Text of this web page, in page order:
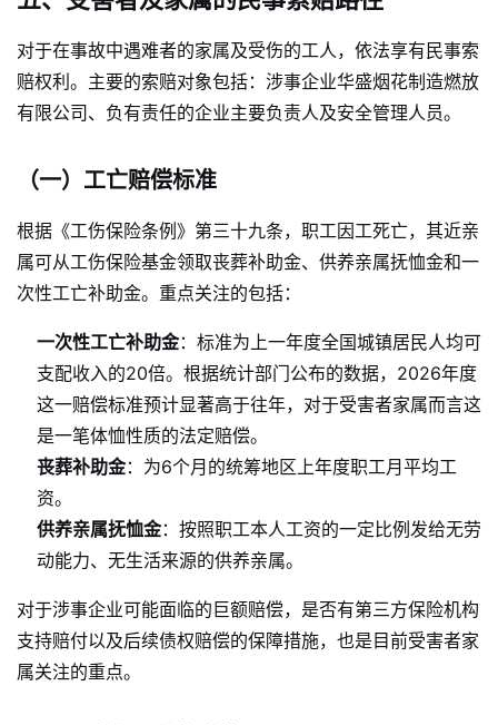
对于在事故中遇难者的家属及受伤的工人，依法享有民事索
赔权利。主要的索赔对象包括：涉事企业华盛烟花制造燃放
有限公司、负有责任的企业主要负责人及安全管理人员。
（一）工亡赔偿标准
根据《工伤保险条例》第三十九条，职工因工死亡，其近亲
属可从工伤保险基金领取丧葬补助金、供养亲属抚恤金和一
次性工亡补助金。重点关注的包括：
一次性工亡补助金：标准为上一年度全国城镇居民人均可
支配收入的20倍。根据统计部门公布的数据，2026年度
这一赔偿标准预计显著高于往年，对于受害者家属而言这
是一笔体恤性质的法定赔偿。
丧葬补助金：为6个月的统筹地区上年度职工月平均工
资。
供养亲属抚恤金：按照职工本人工资的一定比例发给无劳
动能力、无生活来源的供养亲属。
对于涉事企业可能面临的巨额赔偿，是否有第三方保险机构
支持赔付以及后续债权赔偿的保障措施，也是目前受害者家
属关注的重点。